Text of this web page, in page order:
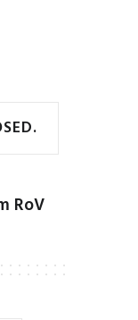
RoV